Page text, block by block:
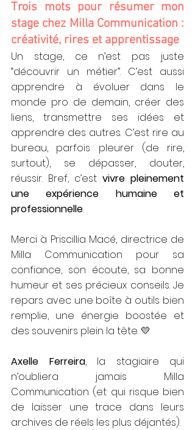
Trois mots pour résumer mon
stage chez Milla Communication :
créativité, rires et apprentissage
Un stage, ce n’est pas juste
“découvrir un métier”. C’est aussi
apprendre à évoluer dans le
monde pro de demain, créer des
liens, transmettre ses idées et
apprendre des autres. C’est rire au
bureau, parfois pleurer (de rire,
surtout), se dépasser, douter,
réussir. Bref, c’est vivre pleinement
une expérience humaine et
professionnelle.
Merci à Priscillia Macé, directrice de
Milla Communication pour sa
confiance, son écoute, sa bonne
humeur et ses précieux conseils. Je
repars avec une boîte à outils bien
remplie, une énergie boostée et
des souvenirs plein la tête. 💛
Axelle Ferreira, la stagiaire qui
n’oubliera jamais Milla
Communication (et qui risque bien
de laisser une trace dans leurs
archives de réels les plus déjantés).